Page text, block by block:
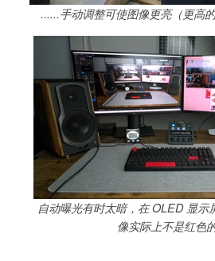
......手动调整可使图像更亮（更高
自动曝光有时太暗，在 OLED 显示
像实际上不是红色的